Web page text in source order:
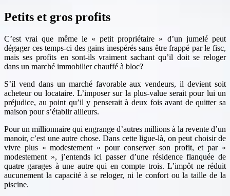
Petits et gros profits
C’est vrai que même le « petit propriétaire » d’un jumelé peut
dégager ces temps-ci des gains inespérés sans être frappé par le fisc,
mais ses profits en sont-ils vraiment sachant qu’il doit se reloger
dans un marché immobilier chauffé à bloc?
S’il vend dans un marché favorable aux vendeurs, il devient soit
acheteur ou locataire. L’imposer sur la plus-value serait pour lui un
préjudice, au point qu’il y penserait à deux fois avant de quitter sa
maison pour s’établir ailleurs.
Pour un millionnaire qui engrange d’autres millions à la revente d’un
manoir, c’est une autre chose. Dans cette ligue-là, on peut choisir de
vivre plus « modestement » pour conserver son profit, et par «
modestement », j’entends ici passer d’une résidence flanquée de
quatre garages à une autre qui en compte trois. L’impôt ne réduit
aucunement la capacité à se reloger, ni le confort ou la taille de la
piscine.